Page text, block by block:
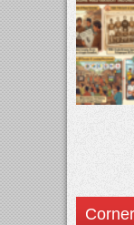
Corner